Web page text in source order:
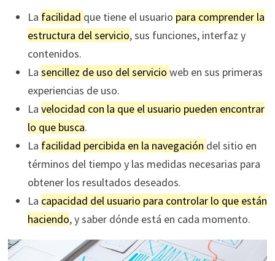
La facilidad que tiene el usuario para comprender la
estructura del servicio, sus funciones, interfaz y
contenidos.
La sencillez de uso del servicio web en sus primeras
experiencias de uso.
La velocidad con la que el usuario pueden encontrar
lo que busca.
La facilidad percibida en la navegación del sitio en
términos del tiempo y las medidas necesarias para
obtener los resultados deseados.
La capacidad del usuario para controlar lo que están
haciendo, y saber dónde está en cada momento.